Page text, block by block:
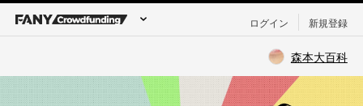
ログイン 新規登録
森本大百科